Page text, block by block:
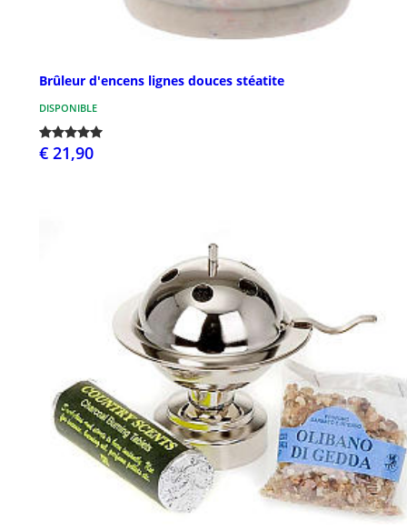
Brûleur d'encens lignes douces stéatite
DISPONIBLE
€ 21,90